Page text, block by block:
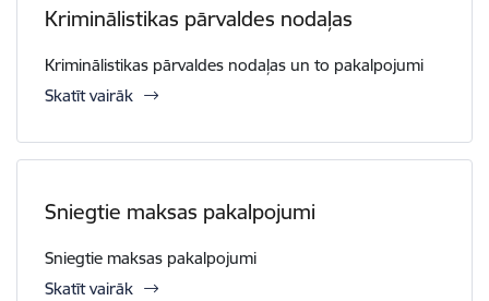
Kriminālistikas pārvaldes nodaļas
Kriminālistikas pārvaldes nodaļas un to pakalpojumi
Skatīt vairāk
Sniegtie maksas pakalpojumi
Sniegtie maksas pakalpojumi
Skatīt vairāk